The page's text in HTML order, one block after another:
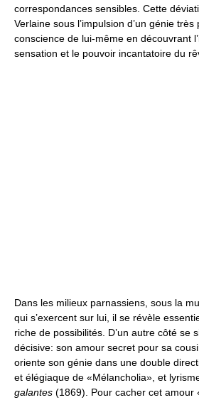
correspondances sensibles. Cette
Verlaine sous l’impulsion d’un génie
conscience de lui-même en découvrant
sensation et le pouvoir incantatoire du
Dans les milieux parnassiens, sous la
qui s’exercent sur lui, il se révèle
riche de possibilités. D’un autre côté se
décisive: son amour secret pour sa
oriente son génie dans une double
et élégiaque de «Mélancholia», et
galantes (1869). Pour cacher cet amour